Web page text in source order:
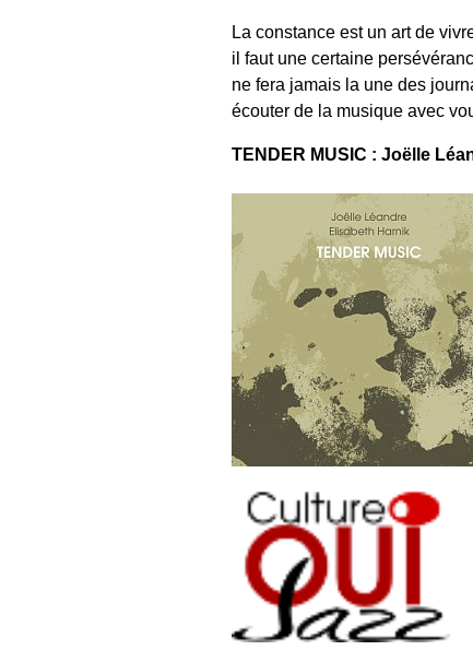
La constance est un art de
il faut une certaine
ne fera jamais la une des
écouter de la musique avec
TENDER MUSIC : Joëlle